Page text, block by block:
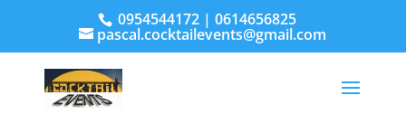
0954544172 | 0614656825
pascal.cocktailevents@gmail.com